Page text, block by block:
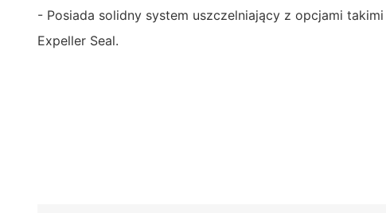
- Posiada solidny system uszczelniający z opcjami
Expeller Seal.